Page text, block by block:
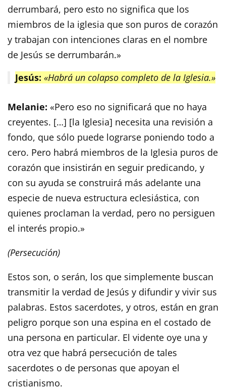
derrumbará, pero esto no significa que los
miembros de la iglesia que son puros de corazón
y trabajan con intenciones claras en el nombre
de Jesús se derrumbarán.»
Jesús: «Habrá un colapso completo de la Iglesia.»
Melanie: «Pero eso no significará que no haya
creyentes. […] [la Iglesia] necesita una revisión a
fondo, que sólo puede lograrse poniendo todo a
cero. Pero habrá miembros de la Iglesia puros de
corazón que insistirán en seguir predicando, y
con su ayuda se construirá más adelante una
especie de nueva estructura eclesiástica, con
quienes proclaman la verdad, pero no persiguen
el interés propio.»
(Persecución)
Estos son, o serán, los que simplemente buscan
transmitir la verdad de Jesús y difundir y vivir sus
palabras. Estos sacerdotes, y otros, están en gran
peligro porque son una espina en el costado de
una persona en particular. El vidente oye una y
otra vez que habrá persecución de tales
sacerdotes o de personas que apoyan el
cristianismo.